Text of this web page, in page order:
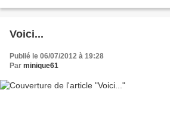
Voici...
Publié le 06/07/2012 à 19:28
Par minique61